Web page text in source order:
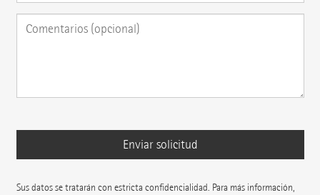
Sus datos se tratarán con estricta confidencialidad. Para más información,